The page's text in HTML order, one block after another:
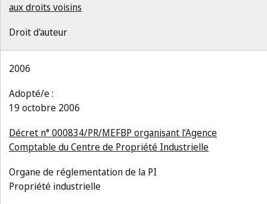
aux droits voisins
Droit d'auteur
2006
Adopté/e :
19 octobre 2006
Décret n° 000834/PR/MEFBP organisant l’Agence
Comptable du Centre de Propriété Industrielle
Organe de réglementation de la PI
Propriété industrielle